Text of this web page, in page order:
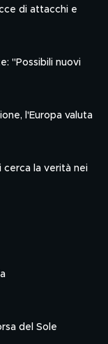
di attacchi e
"Possibili nuovi
l'Europa valuta
cerca la verità nei
del Sole